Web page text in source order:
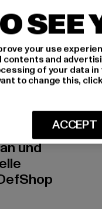
und
SEE
your use
and
of your data
to change this,
ACCEPT